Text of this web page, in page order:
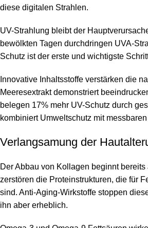
diese digitalen Strahlen.
UV-Strahlung bleibt der
bewölkten Tagen durchdringen UVA-
Schutz ist der erste und wichtigste
Innovative Inhaltsstoffe verstärken die
Meeresextrakt demonstriert
belegen 17% mehr UV-Schutz durch
kombiniert Umweltschutz mit
Verlangsamung der
Der Abbau von Kollagen beginnt
zerstören die Proteinstrukturen, die für
sind. Anti-Aging-Wirkstoffe stoppen
ihn aber erheblich.